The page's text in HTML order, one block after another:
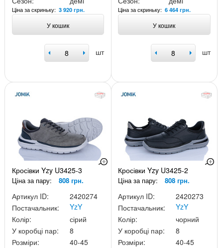
Ціна за скриньку: 3 920 грн.
У кошик
шт
Ціна за скриньку:6 464 грн.
У кошик
шт
Кросівки Yzy U3425-3
Ціна за пару: 808 грн.
Артикул ID:
2420274
Постачальник:
YzY
Колір:
сірий
У коробці пар:
8
Розміри:
40-45
Кросівки Yzy U3425-2
Ціна за пару: 808 грн.
Артикул ID:
2420273
Постачальник:
YzY
Колір:
чорний
У коробці пар:
8
Розміри:
40-45